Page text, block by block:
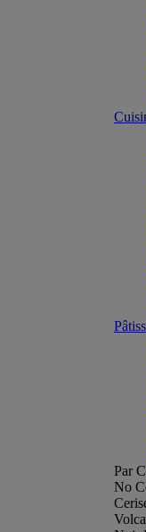
Par
No